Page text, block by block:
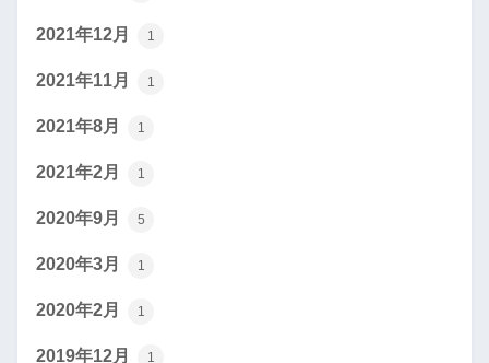
2021年12月 1
2021年11月 1
2021年8月 1
2021年2月 1
2020年9月 5
2020年3月 1
2020年2月 1
2019年12月 1